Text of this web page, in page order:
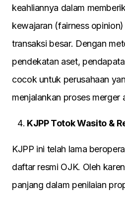
keahliannya dalam
kewajaran (fairness
transaksi besar. Dengan
pendekatan aset,
cocok untuk perusahaan
menjalankan proses merger
KJPP Totok Wasito &
KJPP ini telah lama
daftar resmi OJK. Oleh
panjang dalam penilaian